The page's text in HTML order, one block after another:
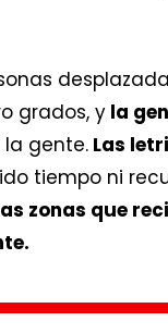
grados, y la
gente. Las
tiempo ni
zonas que